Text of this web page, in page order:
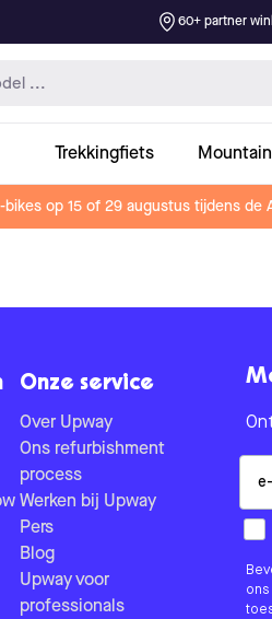
60+ partner
Trekkingfiets
op 15 of 29 augustus tijdens de
Onze service
Over Upway
Ons refurbishment
process
Werken bij Upway
Pers
Blog
Upway voor
professionals